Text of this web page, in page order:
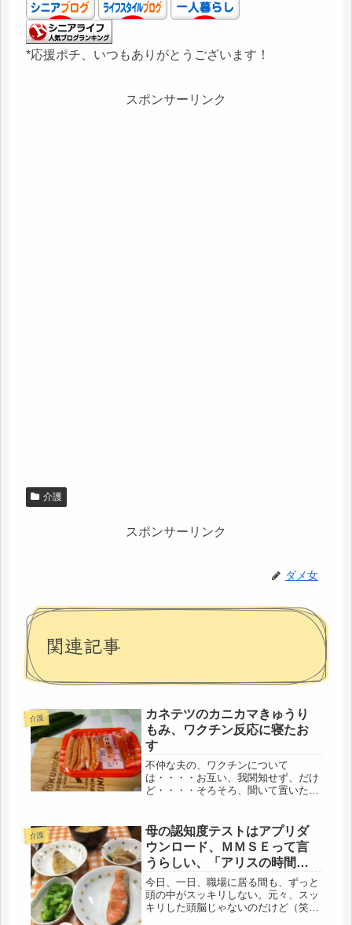
*応援ポチ、いつもありがとうございます！
スポンサーリンク
介護
スポンサーリンク
ダメ女
関連記事
介護
カネテツのカニカマきゅうり
もみ、ワクチン反応に寝たお
す
不仲な夫の、ワクチンについて
は・・・・お互い、我関知せず、だけ
ど・・・・そろそろ、聞いて置いた方
は済まない問題だと思うので、今度、
聞いてみようと思います。ワクチン接
種後、ま...
介護
母の認知度テストはアプリダ
ウンロード、ＭＭＳＥって言
うらしい、「アリスの時間」
お勧め映画です。
今日、一日、職場に居る間も、ずっと
頭の中がスッキリしない。元々、スッ
キリした頭脳じゃないのだけど（笑）